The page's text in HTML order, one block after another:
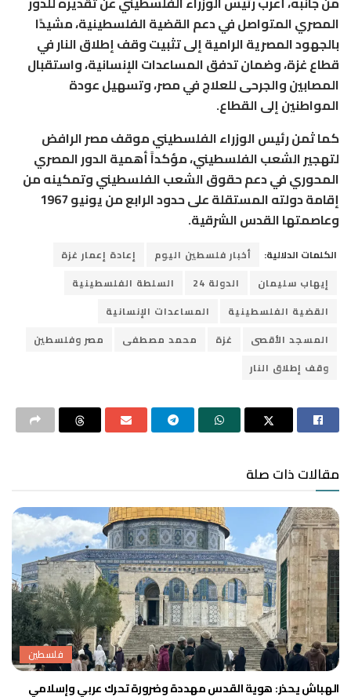
المصري المتواصل في دعم القضية الفلسطينية، مشيدًا
بالجهود المصرية الرامية إلى تثبيت وقف إطلاق النار في
قطاع غزة، وضمان تدفق المساعدات الإنسانية، واستقبال
المصابين والجرحى للعلاج في مصر، وتسهيل عودة
المواطنين إلى القطاع.
كما ثمن رئيس الوزراء الفلسطيني موقف مصر الرافض
لتهجير الشعب الفلسطيني، مؤكداً أهمية الدور المصري
المحوري في دعم حقوق الشعب الفلسطيني وتمكينه من
إقامة دولته المستقلة على حدود الرابع من يونيو 1967
وعاصمتها القدس الشرقية.
الكلمات الدلالية: أخبار فلسطين اليوم
إعادة إعمار غزة
إيهاب سليمان
الدولة 24
السلطة الفلسطينية
القضية الفلسطينية
المساعدات الإنسانية
المسجد الأقصى
غزة محمد مصطفى
مصر وفلسطين
وقف إطلاق النار
مقالات ذات صلة
فلسطين
الهباش يحذر: هوية القدس مهددة وضرورة تحرك عربي وإسلامي